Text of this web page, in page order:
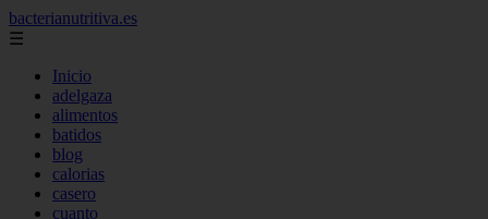
bacterianutritiva.es
☰
Inicio
adelgaza
alimentos
batidos
blog
calorias
casero
cuanto